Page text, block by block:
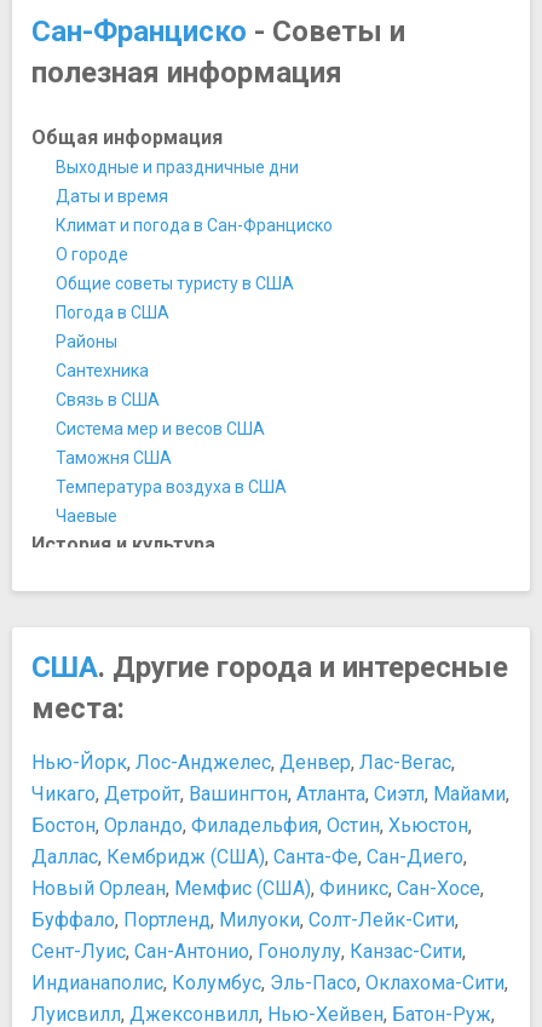
Музей искусства Азии
Музей Мадам Тюссо
Музей механики
Музей русской культуры
Музей современного еврейского искусства
Подводная лодка «Пампанито»
Семейный музей Уолта Диснея
Эксплораториум
Ночная жизнь, рестораны, кабаре
Бар Madrone Art Bar
Коктейль-бар SkyLark
Концертная площадка Bottom of the Hill
Ночной клуб MatrixFillmore
Ресторан "Дом-на-Скале"
Ресторан "Креветки от Бабба и Гампа"
Ресторан "Наверху у Марка"
Ресторан "Ротонда"
Парки и природные достопримечательности
Зоопарк Сан-Франциско
Консерватория Цветов
Морской национальный исторический парк Сан-
Франциско
Национальный заповедник Muir Woods
Парк «Край земли»
Парк Крисси Филд
Парк Президио
Природные скульптуры Энди Голдсуорти
Сады Йерба Буэна
Скульптура "Лук Купидона"
Холмы Твин Пикс
Японский Чайный Сад
Площади, улицы, фонтаны, районы
Сан-Франциско - Советы и
полезная информация
Общая информация
Выходные и праздничные дни
Даты и время
Климат и погода в Сан-Франциско
О городе
Общие советы туристу в США
Погода в США
Районы
Сантехника
Связь в США
Система мер и весов США
Таможня США
Температура воздуха в США
Чаевые
История и культура
Культура США
Персоны
Джек Лондон
Стив Джобс
Развлечения и отдых
Ночная жизнь Сан-Франциско
Особенности отдыха в Сан-Франциско
Пляжи Сан-Франциско
Покупки
Сувениры из Сан-Франциско
Шопинг в Сан-Франциско
Еда и напитки
10 лучших блюд американской кухни, которые стоит
США. Другие города и интересные
места:
Нью-Йорк, Лос-Анджелес, Денвер, Лас-Вегас,
Чикаго, Детройт, Вашингтон, Атланта, Сиэтл, Майами,
Бостон, Орландо, Филадельфия, Остин, Хьюстон,
Даллас, Кембридж (США), Санта-Фе, Сан-Диего,
Новый Орлеан, Мемфис (США), Финикс, Сан-Хосе,
Буффало, Портленд, Милуоки, Солт-Лейк-Сити,
Сент-Луис, Сан-Антонио, Гонолулу, Канзас-Сити,
Индианаполис, Колумбус, Эль-Пасо, Оклахома-Сити,
Луисвилл, Джексонвилл, Нью-Хейвен, Батон-Руж,